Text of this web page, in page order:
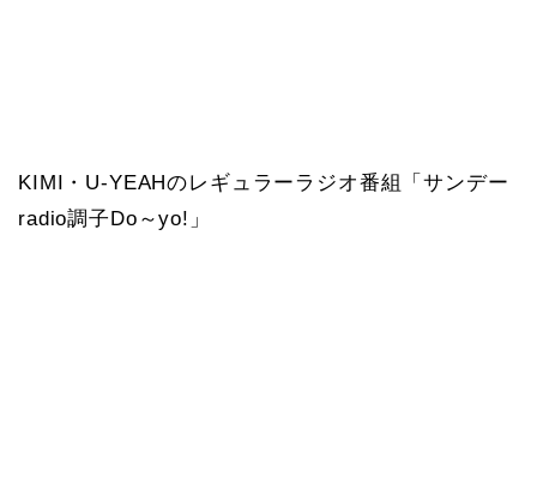
KIMI・U-YEAHのレギュラーラジオ番組「サンデー
radio調子Do～yo!」